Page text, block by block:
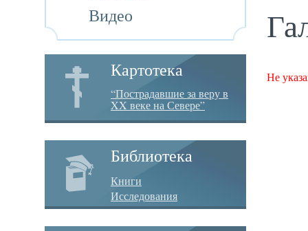
Видео
Картотека
“Пострадавшие за веру в
XX веке на Севере”
Библиотека
Книги
Исследования
Не